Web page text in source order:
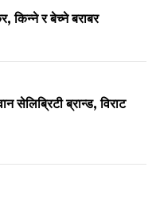
किन्ने र बेच्ने बराबर
सेलिब्रिटी ब्रान्ड, विराट